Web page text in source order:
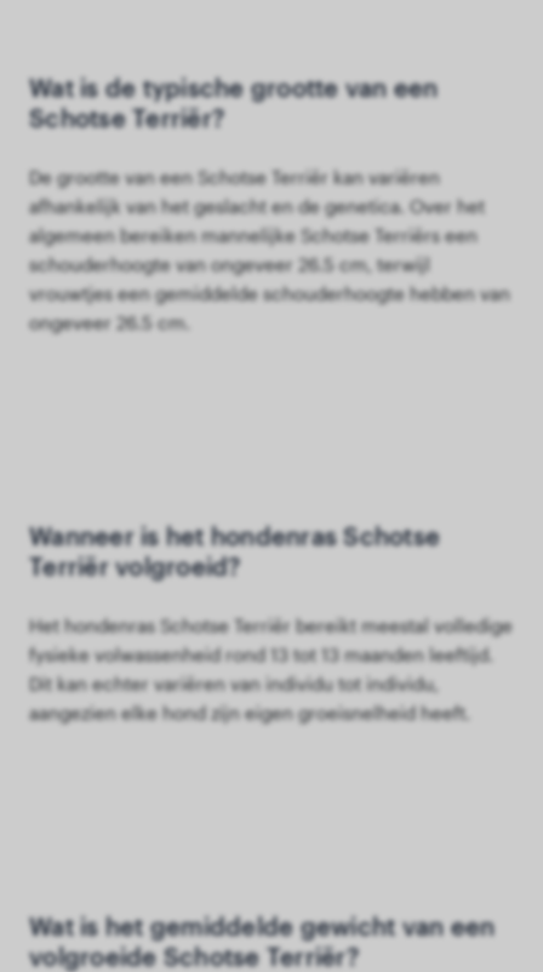
Wat is de typische grootte van een
Schotse Terriër?
De grootte van een Schotse Terriër kan variëren
afhankelijk van het geslacht en de genetica. Over het
algemeen bereiken mannelijke Schotse Terriërs een
schouderhoogte van ongeveer 26.5 cm, terwijl
vrouwtjes een gemiddelde schouderhoogte hebben van
ongeveer 26.5 cm.
Wanneer is het hondenras Schotse
Terriër volgroeid?
Het hondenras Schotse Terriër bereikt meestal volledige
fysieke volwassenheid rond 13 tot 13 maanden leeftijd.
Dit kan echter variëren van individu tot individu,
aangezien elke hond zijn eigen groeisnelheid heeft.
Wat is het gemiddelde gewicht van een
volgroeide Schotse Terriër?